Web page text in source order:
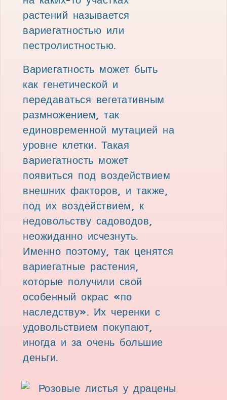
растений называется
вариегатностью или
пестролистностью.
Вариегатность может быть
как генетической и
передаваться вегетативным
размножением, так
единовременной мутацией на
уровне клетки. Такая
вариегатность может
появиться под воздействием
внешних факторов, и также,
под их воздействием, к
недовольству садоводов,
неожиданно исчезнуть.
Именно поэтому, так ценятся
вариегатные растения,
которые получили свой
особенный окрас «по
наследству». Их черенки с
удовольствием покупают,
иногда и за очень большие
деньги.